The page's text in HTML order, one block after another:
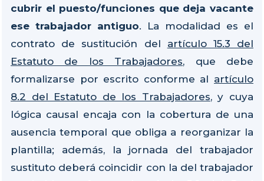
cubrir el puesto/funciones que deja vacante
ese trabajador antiguo. La modalidad es el
contrato de sustitución del artículo 15.3 del
Estatuto de los Trabajadores, que debe
formalizarse por escrito conforme al artículo
8.2 del Estatuto de los Trabajadores, y cuya
lógica causal encaja con la cobertura de una
ausencia temporal que obliga a reorganizar la
plantilla; además, la jornada del trabajador
sustituto deberá coincidir con la del trabajador